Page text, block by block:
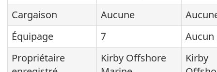
Cargaison Aucune
Équipage
7
Aucun
Propriétaire
Kirby Offshore
Kirby